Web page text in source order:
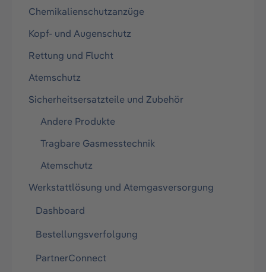
Chemikalienschutzanzüge
Kopf- und Augenschutz
Rettung und Flucht
Atemschutz
Sicherheitsersatzteile und Zubehör
Andere Produkte
Tragbare Gasmesstechnik
Atemschutz
Werkstattlösung und Atemgasversorgung
Dashboard
Bestellungsverfolgung
PartnerConnect